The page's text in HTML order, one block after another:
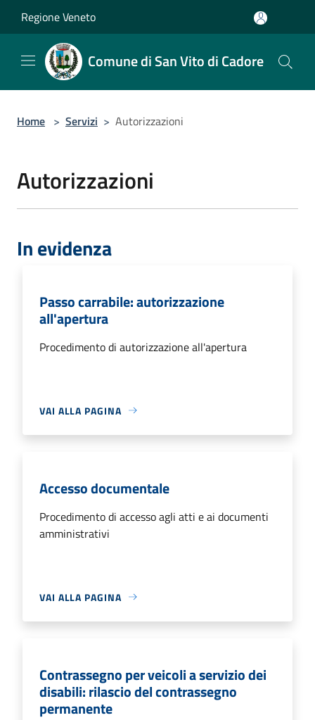
Regione Veneto
Comune di San Vito di Cadore
Home > Servizi > Autorizzazioni
Autorizzazioni
In evidenza
Passo carrabile: autorizzazione
all'apertura
Procedimento di autorizzazione all'apertura
VAI ALLA PAGINA
Accesso documentale
Procedimento di accesso agli atti e ai documenti
amministrativi
VAI ALLA PAGINA
Contrassegno per veicoli a servizio dei
disabili: rilascio del contrassegno
permanente